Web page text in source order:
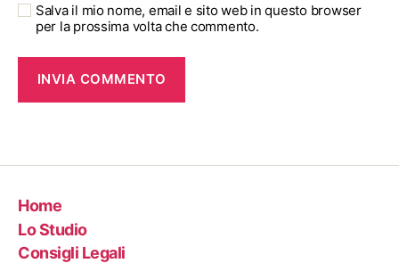
Salva il mio nome, email e sito web in questo browser
per la prossima volta che commento.
Home
Lo Studio
Consigli Legali